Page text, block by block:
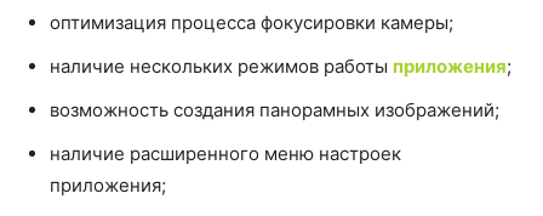
оптимизация процесса фокусировки камеры;
наличие нескольких режимов работы приложения;
возможность создания панорамных изображений;
наличие расширенного меню настроек
приложения;